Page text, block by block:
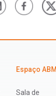
Espaço ABM
Sala de